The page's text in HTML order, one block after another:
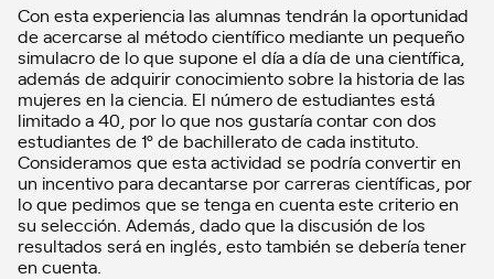
Con esta experiencia las alumnas tendrán la oportunidad
de acercarse al método científico mediante un pequeño
simulacro de lo que supone el día a día de una científica,
además de adquirir conocimiento sobre la historia de las
mujeres en la ciencia. El número de estudiantes está
limitado a 40, por lo que nos gustaría contar con dos
estudiantes de 1º de bachillerato de cada instituto.
Consideramos que esta actividad se podría convertir en
un incentivo para decantarse por carreras científicas, por
lo que pedimos que se tenga en cuenta este criterio en
su selección. Además, dado que la discusión de los
resultados será en inglés, esto también se debería tener
en cuenta.